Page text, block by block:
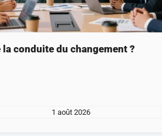
la conduite du changement ?
1 août 2026